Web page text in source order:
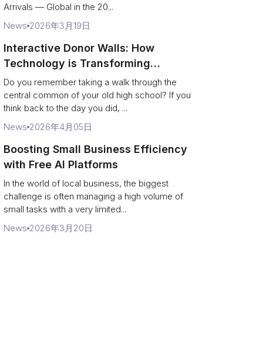
Arrivals — Global in the 20...
News 2026年3月19日
Interactive Donor Walls: How
Technology is Transforming
Campus Philanthropy
Do you remember taking a walk through the
central common of your old high school? If you
think back to the day you did, ...
News 2026年4月05日
Boosting Small Business Efficiency
with Free AI Platforms
In the world of local business, the biggest
challenge is often managing a high volume of
small tasks with a very limited...
News 2026年3月20日